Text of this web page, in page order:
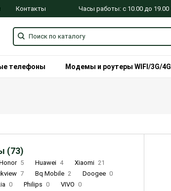
Контакты Часы работы: с 10.00 до 19.00
телефоны Модемы и роутеры WIFI/3G/4G
(73)
5 Huawei 4 Xiaomi 21
7 Bq Mobile 2 Doogee 0
0 Philips 0 VIVO 0